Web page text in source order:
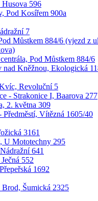
Husova 596
Pod Kosířem 900a
7
Můstkem 884/6 (vjezd z
Pod Můstkem 884/6
nad Kněžnou, Ekologická
Revoluční 5
- Strakonice I, Baarova 277
2. května 309
Předměstí, Vítězná 1605/40
3161
U Mototechny 295
641
552
1692
Šumická 2325